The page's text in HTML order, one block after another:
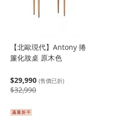
【北歐現代】Antony 捲
簾化妝桌 原木色
$29,990 (售價已折)
$32,990